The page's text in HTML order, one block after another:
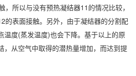
，所以与没有预热凝结器11的情况比较，
的表面接触。另外，由于凝结器的分割配
温度(蒸发温度)也会下降。基于以上的原
，从空气中取得的潜热量增加，而达到提